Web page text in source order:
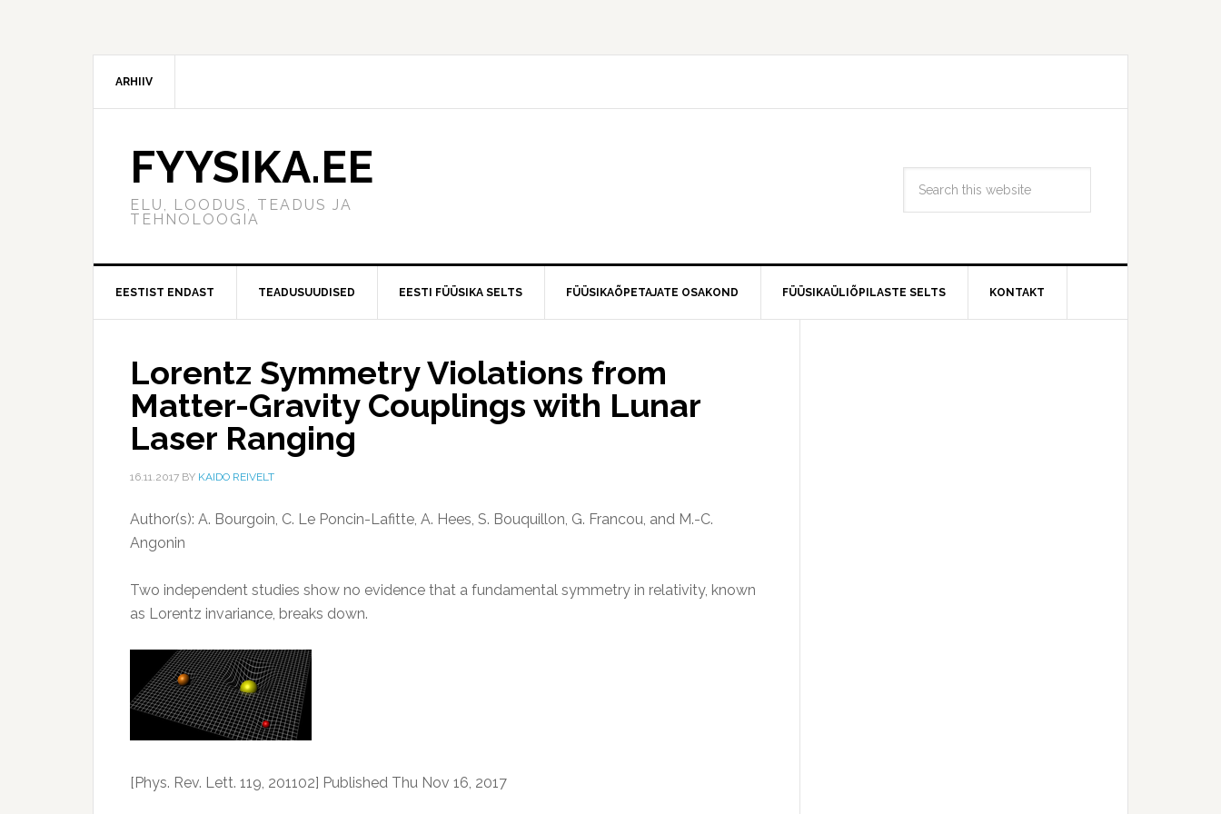
ARHIIV
FYYSIKA.EE
ELU, LOODUS, TEADUS JA
TEHNOLOOGIA
EESTIST ENDAST TEADUSUUDISED EESTI FÜÜSIKA SELTS FÜÜSIKAÕPETAJATE OSAKOND FÜÜSIKAÜLIÕPILASTE SELTS KONTAKT
Lorentz Symmetry Violations from
Matter-Gravity Couplings with Lunar
Laser Ranging
16.11.2017 BY KAIDO REIVELT
Author(s): A. Bourgoin, C. Le Poncin-Lafitte, A. Hees, S. Bouquillon, G. Francou, and M.-C.
Angonin
Two independent studies show no evidence that a fundamental symmetry in relativity, known
as Lorentz invariance, breaks down.
[Phys. Rev. Lett. 119, 201102] Published Thu Nov 16, 2017